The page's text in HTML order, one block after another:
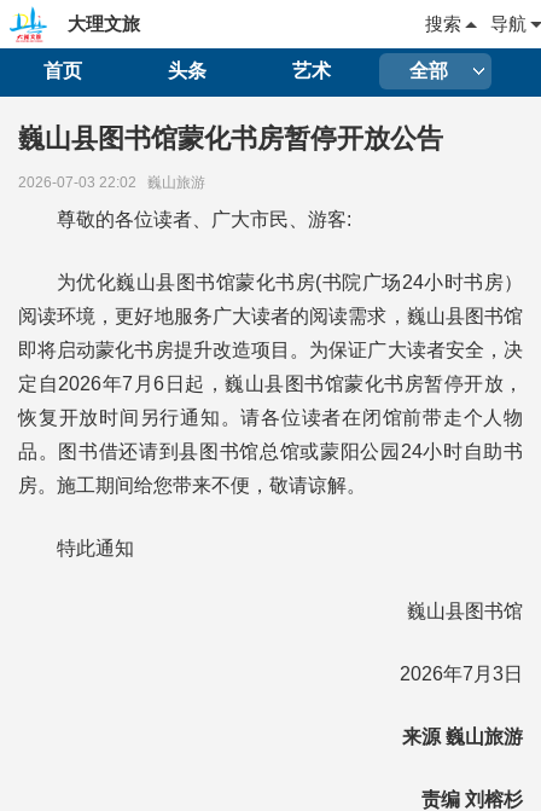
大理文旅 导航
搜索
首页 头条 艺术 全部
巍山县图书馆蒙化书房暂停开放公告
2026-07-03 22:02 巍山旅游
尊敬的各位读者、广大市民、游客:
为优化巍山县图书馆蒙化书房(书院广场24小时书房）
阅读环境，更好地服务广大读者的阅读需求，巍山县图书馆
即将启动蒙化书房提升改造项目。为保证广大读者安全，决
定自2026年7月6日起，巍山县图书馆蒙化书房暂停开放，
恢复开放时间另行通知。请各位读者在闭馆前带走个人物
品。图书借还请到县图书馆总馆或蒙阳公园24小时自助书
房。施工期间给您带来不便，敬请谅解。
特此通知
巍山县图书馆
2026年7月3日
来源 巍山旅游
责编 刘榕杉